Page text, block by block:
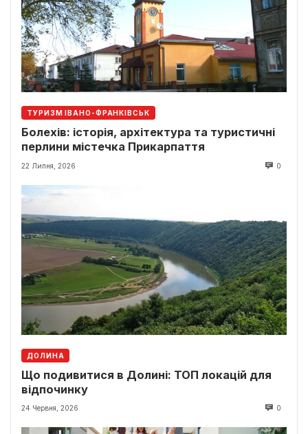
ТУРИЗМ ІВАНО-ФРАНКІВСЬК
Болехів: історія, архітектура та туристичні
перлини містечка Прикарпаття
22 Липня, 2026 0
ДОЛИНА
Що подивитися в Долині: ТОП локацій для
відпочинку
24 Червня, 2026 0